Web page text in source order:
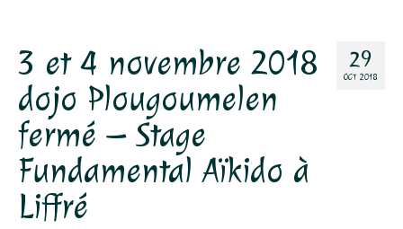
Horaires – Adresse
Tarifs – Inscription
L’association
Aïkido
29
OCT 2018
3 et 4 novembre 2018
dojo Plougoumelen
fermé – Stage
Fundamental Aïkido à
Liffré